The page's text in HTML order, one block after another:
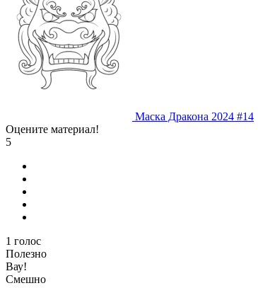
Маска Дракона 2024 #14
Оцените материал!
5
1 голос
Полезно
Вау!
Смешно